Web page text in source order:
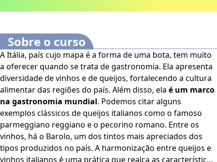
Sobre o curso
A Itália, país cujo mapa é a forma de uma bota, tem muito
a oferecer quando se trata de gastronomia. Ela apresenta
diversidade de vinhos e de queijos, fortalecendo a cultura
alimentar das regiões do país. Além disso, ela é um marco
na gastronomia mundial. Podemos citar alguns
exemplos clássicos de queijos italianos como o famoso
parmeggiano reggiano e o pecorino romano. Entre os
vinhos, há o Barolo, um dos tintos mais apreciados dos
tipos produzidos no país. A harmonização entre queijos e
vinhos italianos é uma prática que realça as características